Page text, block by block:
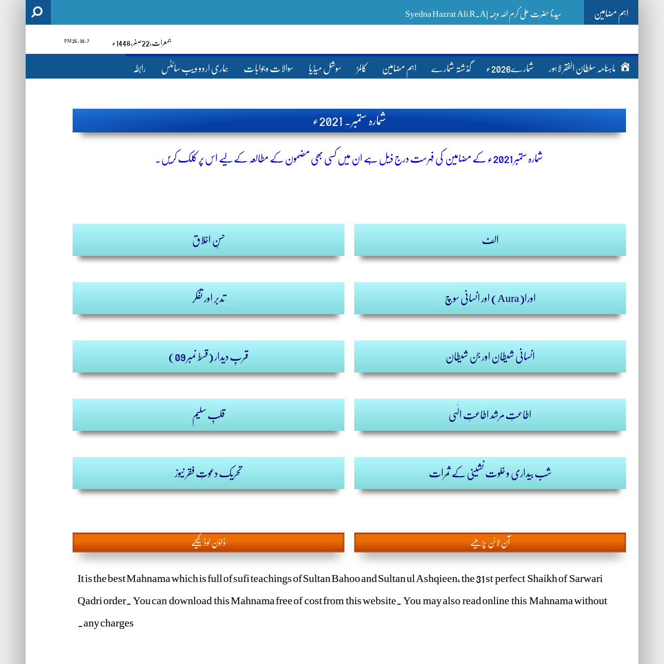
اہم مضامین -
7 : 36 : 25 PM جمعرات‬‮, 22صفر‬, 1448ء
ماہنامہ سلطان الفقر لاہور شمارے2026ء گذشتہ شمارے اہم مضامین کالمز سوشل میڈیا سوالات وجوابات ہماری اردو ویب سائٹس رابطہ
شمارہ ستمبر۔ 2021ء
شمارہ ستمبر 2021ء کے مضامین کی فہرست درج ذیل ہے ان میں کسی بھی مضمون کے مطالعہ کے لیے اس پر کلک کریں۔
الف
اورا(Aura) اور انسانی سوچ
انسانی شیطان اور جن شیطان
اطاعتِ مرشد اطاعتِ الٰہی
شب بیداری و خلوت نشینی کے ثمرات
حسنِ اخلاق
تدبر اور تفکر
قربِ دیدار (قسط نمبر 09 )
قلبِ سلیم
تحریک دعوتِ فقر نیوز
آن لائن پڑھیے ڈاؤن لوڈ کیجیے
It is the best Mahnama which is full of sufi teachings of Sultan Bahoo and Sultan ul Ashqieen, the 31 st perfect Shaikh of Sarwari
Qadri order. You can download this Mahnama free of cost from this website. You may also read online this Mahnama without
any charges.